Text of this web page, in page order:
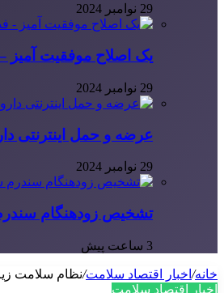
29 نوامبر 2024
یک اصلاح موفقیت آمیز
29 نوامبر 2024
عرضه و حمل اینترنتی
29 نوامبر 2024
تشخیص زودهنگام
3 ساعت پیش
خانه/ اخبار اقتصاد سلامت/نظام سلامت
اخبار اقتصاد سلامت